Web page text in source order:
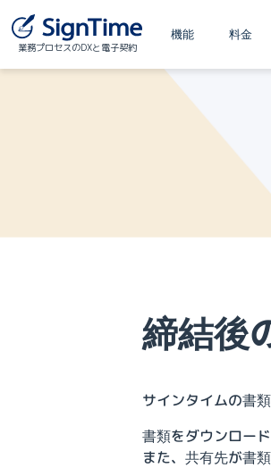
業務プロセスのDXと電子契約
機能 料金
締結後
サインタイムの書
書類をダウンロー
また、共有先が書